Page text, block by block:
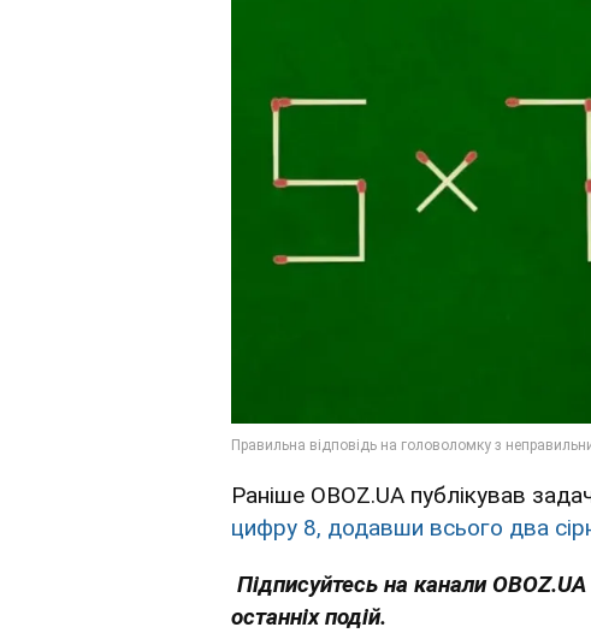
Раніше OBOZ.UA публікував
цифру 8, додавши всього два
Підписуйтесь на канали
останніх подій.